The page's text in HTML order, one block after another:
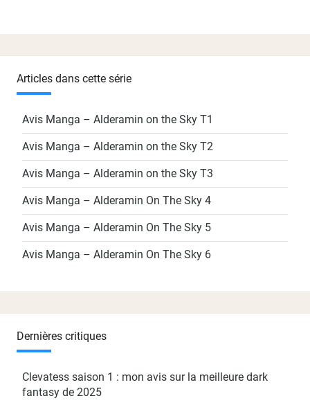
Articles dans cette série
Avis Manga – Alderamin on the Sky T1
Avis Manga – Alderamin on the Sky T2
Avis Manga – Alderamin on the Sky T3
Avis Manga – Alderamin On The Sky 4
Avis Manga – Alderamin On The Sky 5
Avis Manga – Alderamin On The Sky 6
Dernières critiques
Clevatess saison 1 : mon avis sur la meilleure dark
fantasy de 2025